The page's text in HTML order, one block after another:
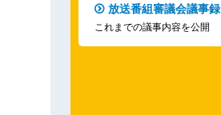
放送番組審議会議事録
これまでの議事内容を公開